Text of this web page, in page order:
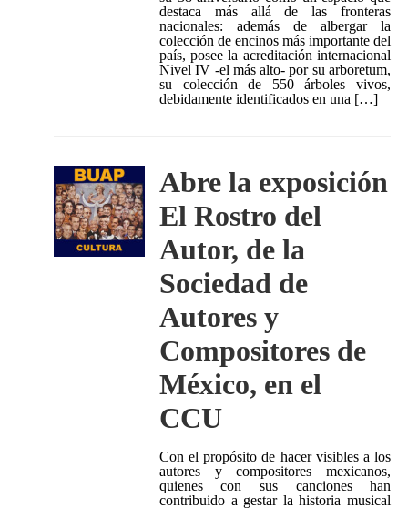
destaca más allá de las fronteras
nacionales: además de albergar la
colección de encinos más importante del
país, posee la acreditación internacional
Nivel IV -el más alto- por su arboretum,
su colección de 550 árboles vivos,
debidamente identificados en una […]
Abre la exposición
El Rostro del
Autor, de la
Sociedad de
Autores y
Compositores de
México, en el
CCU
Con el propósito de hacer visibles a los
autores y compositores mexicanos,
quienes con sus canciones han
contribuido a gestar la historia musical